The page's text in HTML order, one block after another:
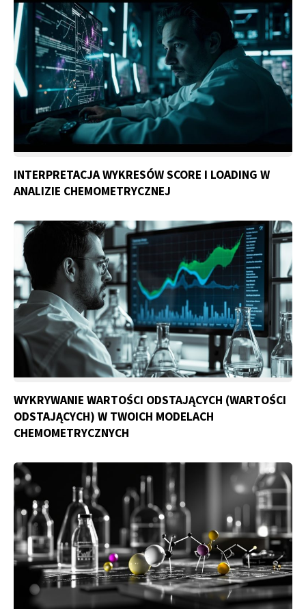
INTERPRETACJA WYKRESÓW SCORE I LOADING W
ANALIZIE CHEMOMETRYCZNEJ
WYKRYWANIE WARTOŚCI ODSTAJĄCYCH (WARTOŚCI
ODSTAJĄCYCH) W TWOICH MODELACH
CHEMOMETRYCZNYCH